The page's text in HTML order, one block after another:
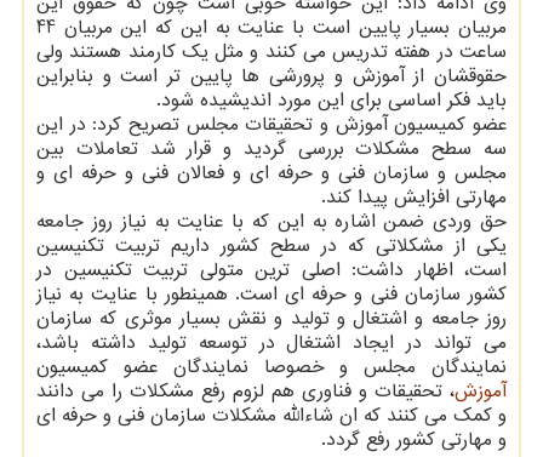
مربیان بسیار پایین است با عنایت به این که این مربیان 44
ساعت در هفته تدریس می کنند و مثل یک کارمند هستند ولی
حقوقشان از آموزش و پرورشی ها پایین تر است و بنابراین
باید فکر اساسی برای این مورد اندیشیده شود.
عضو کمیسیون آموزش و تحقیقات مجلس تصریح کرد: در این
سه سطح مشکلات بررسی گردید و قرار شد تعاملات بین
مجلس و سازمان فنی و حرفه ای و فعالان فنی و حرفه ای و
مهارتی افزایش پیدا کند.
حق وردی ضمن اشاره به این که با عنایت به نیاز روز جامعه
یکی از مشکلاتی که در سطح کشور داریم تربیت تکنیسین
است، اظهار داشت: اصلی ترین متولی تربیت تکنیسین در
کشور سازمان فنی و حرفه ای است. همینطور با عنایت به نیاز
روز جامعه و اشتغال و تولید و نقش بسیار موثری که سازمان
می تواند در ایجاد اشتغال در توسعه تولید داشته باشد،
نمایندگان مجلس و خصوصا نمایندگان عضو کمیسیون
آموزش، تحقیقات و فناوری هم لزوم رفع مشکلات را می دانند
و کمک می کنند که ان شاءالله مشکلات سازمان فنی و حرفه ای
و مهارتی کشور رفع گردد.